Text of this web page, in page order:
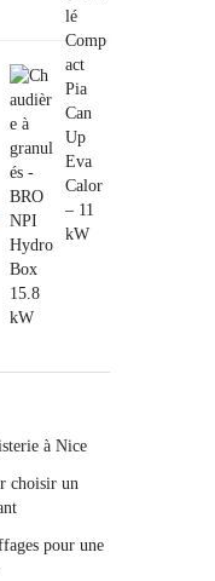
à Nice
choisir un
pour une